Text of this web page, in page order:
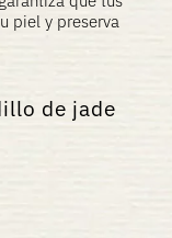
piel y preserva
de jade